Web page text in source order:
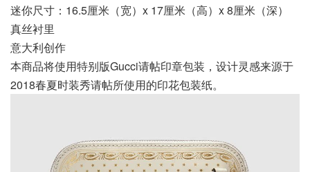
迷你尺寸：16.5厘米（宽）x 17厘米（高）x 8厘米（深）
真丝衬里
意大利创作
本商品将使用特别版Gucci请帖印章包装，设计灵感来源于
2018春夏时装秀请帖所使用的印花包装纸。